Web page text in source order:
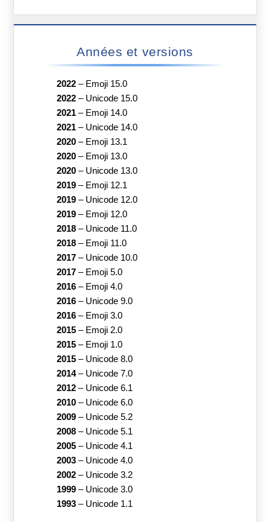
Années et versions
2022– Emoji 15.0
2022– Unicode 15.0
2021– Emoji 14.0
2021– Unicode 14.0
2020– Emoji 13.1
2020– Emoji 13.0
2020– Unicode 13.0
2019– Emoji 12.1
2019– Unicode 12.0
2019– Emoji 12.0
2018– Unicode 11.0
2018– Emoji 11.0
2017– Unicode 10.0
2017– Emoji 5.0
2016– Emoji 4.0
2016– Unicode 9.0
2016– Emoji 3.0
2015– Emoji 2.0
2015– Emoji 1.0
2015– Unicode 8.0
2014– Unicode 7.0
2012– Unicode 6.1
2010– Unicode 6.0
2009– Unicode 5.2
2008– Unicode 5.1
2005– Unicode 4.1
2003– Unicode 4.0
2002– Unicode 3.2
1999– Unicode 3.0
1993– Unicode 1.1